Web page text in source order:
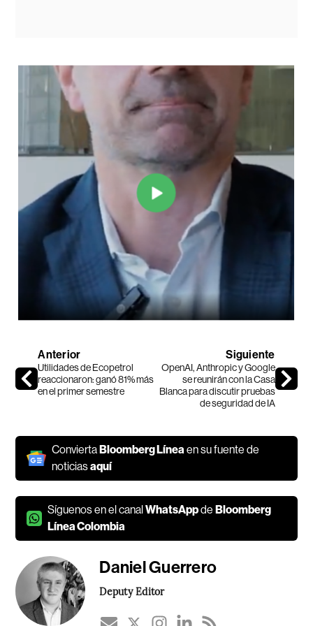
Anterior
Utilidades de Ecopetrol
reaccionaron: ganó 81% más
en el primer semestre
Siguiente
OpenAI, Anthropic y Google
se reunirán con la Casa
Blanca para discutir pruebas
de seguridad de IA
ConviertaBloomberg Líneaen su fuente de
noticiasaquí
Síguenos en el canalWhatsAppdeBloomberg
Línea Colombia
Daniel Guerrero
Deputy Editor